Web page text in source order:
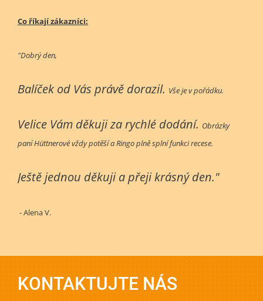
Co říkají zákazníci:
"Dobrý den,
Balíček od Vás právě dorazil. Vše je v pořádku.
Velice Vám děkuji za rychlé dodání. Obrázky
paní Hüttnerové vždy potěší a Ringo plně splní funkci recese.
Ještě jednou děkuji a přeji krásný den."
- Alena V.
KONTAKTUJTE NÁS